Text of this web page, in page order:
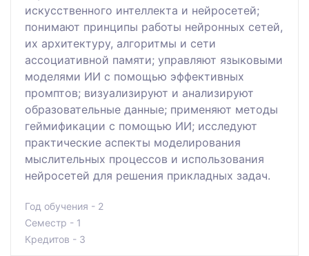
искусственного интеллекта и нейросетей;
понимают принципы работы нейронных сетей,
их архитектуру, алгоритмы и сети
ассоциативной памяти; управляют языковыми
моделями ИИ с помощью эффективных
промптов; визуализируют и анализируют
образовательные данные; применяют методы
геймификации с помощью ИИ; исследуют
практические аспекты моделирования
мыслительных процессов и использования
нейросетей для решения прикладных задач.
Год обучения - 2
Семестр - 1
Кредитов - 3